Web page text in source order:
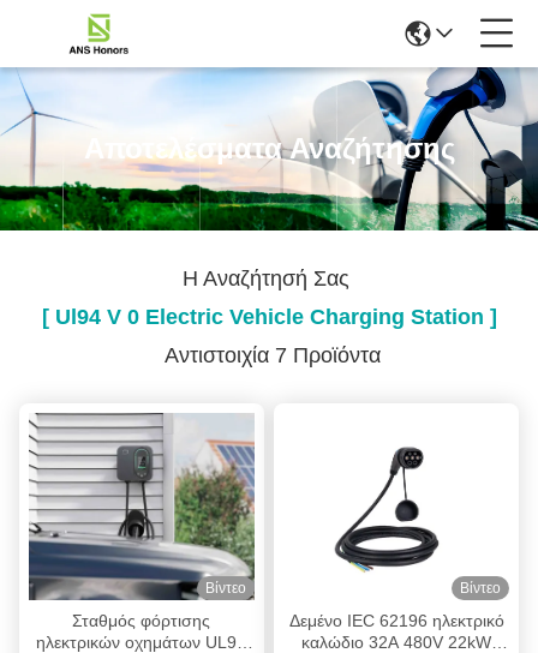
Αποτελέσματα Αναζήτησης
Η Αναζήτησή Σας
[ Ul94 V 0 Electric Vehicle Charging Station ]
Αντιστοιχία 7 Προϊόντα
Βίντεο
Σταθμός φόρτισης
ηλεκτρικών οχημάτων UL94
Βίντεο
Δεμένο IEC 62196 ηλεκτρικό
καλώδιο 32A 480V 22kW